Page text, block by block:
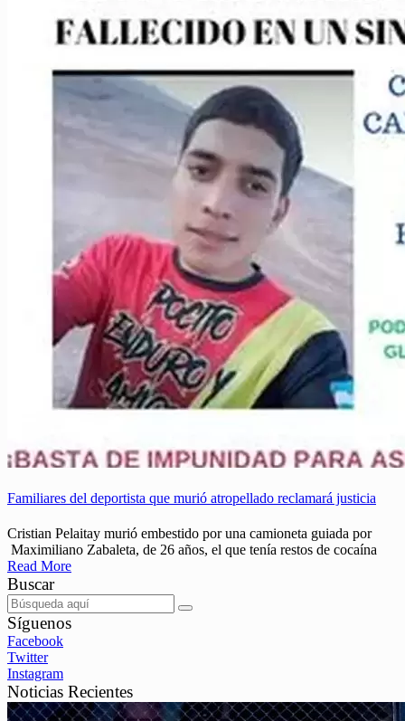
Familiares del deportista que murió atropellado reclamará justicia
Cristian Pelaitay murió embestido por una camioneta guiada por
Maximiliano Zabaleta, de 26 años, el que tenía restos de cocaína
Read More
Buscar
Síguenos
Facebook
Twitter
Instagram
Noticias Recientes